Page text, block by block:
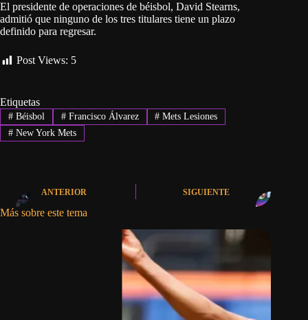
El presidente de operaciones de béisbol, David Stearns,
admitió que ninguno de los tres titulares tiene un plazo
definido para regresar.
Post Views: 5
Etiquetas
#Béisbol #Francisco Álvarez # Mets Lesiones
#New York Mets
ANTERIOR SIGUIENTE
Más sobre este tema